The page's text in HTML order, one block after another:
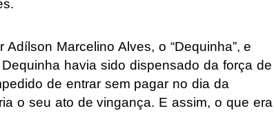
Marcelino Alves, o “Dequinha”, e
havia sido dispensado da força de
de entrar sem pagar no dia da
o seu ato de vingança. E assim, o que era